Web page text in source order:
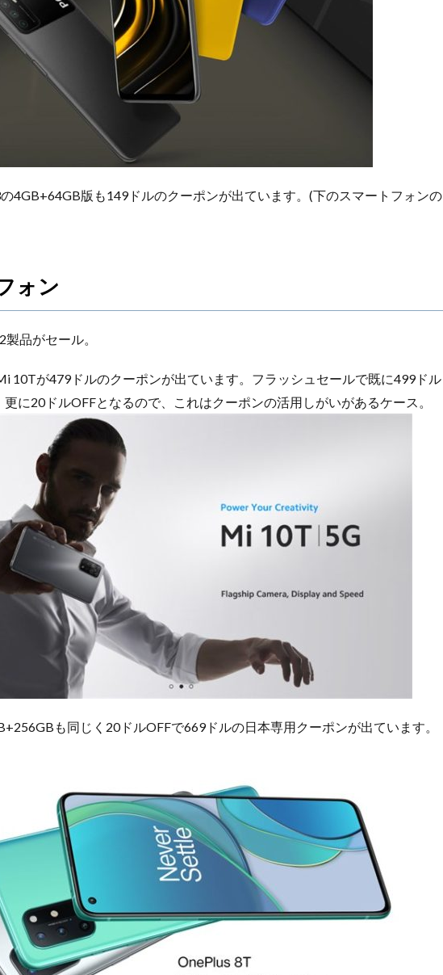
4GB+64GB版も149ドルのクーポンが出ています。(下のスマートフォンの
ォン
品がセール。
10Tが479ドルのクーポンが出ています。フラッシュセールで既に499ドル
に20ドルOFFとなるので、これはクーポンの活用しがいがあるケース。
も同じく20ドルOFFで669ドルの日本専用クーポンが出ています。